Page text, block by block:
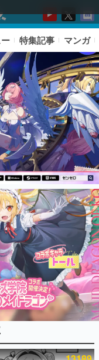
ュー数万以上！ などな
ァミ渾身の“殿堂入り”記
特集記事 マンガ